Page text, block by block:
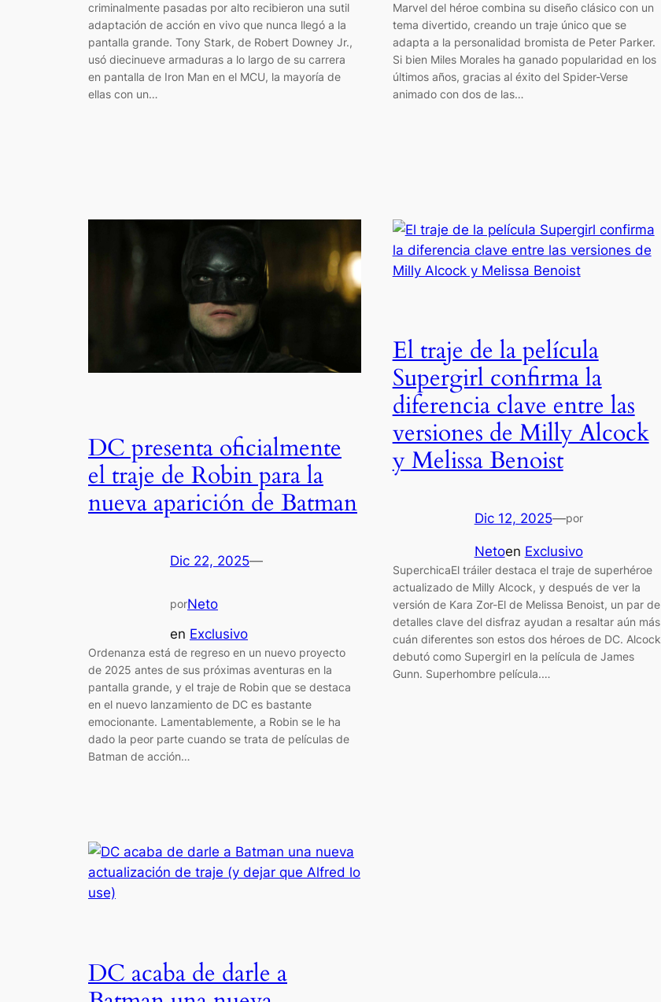
criminalmente pasadas por alto recibieron una sutil
adaptación de acción en vivo que nunca llegó a la
pantalla grande. Tony Stark, de Robert Downey Jr.,
usó diecinueve armaduras a lo largo de su carrera
en pantalla de Iron Man en el MCU, la mayoría de
ellas con un…
Marvel del héroe combina su diseño clásico con un
tema divertido, creando un traje único que se
adapta a la personalidad bromista de Peter Parker.
Si bien Miles Morales ha ganado popularidad en los
últimos años, gracias al éxito del Spider-Verse
animado con dos de las…
DC presenta oficialmente
el traje de Robin para la
nueva aparición de Batman
Dic 22, 2025—
porNeto
en Exclusivo
Ordenanza está de regreso en un nuevo proyecto
de 2025 antes de sus próximas aventuras en la
pantalla grande, y el traje de Robin que se destaca
en el nuevo lanzamiento de DC es bastante
emocionante. Lamentablemente, a Robin se le ha
dado la peor parte cuando se trata de películas de
Batman de acción…
El traje de la película
Supergirl confirma la
diferencia clave entre las
versiones de Milly Alcock
y Melissa Benoist
Dic 12, 2025—por
Netoen Exclusivo
SuperchicaEl tráiler destaca el traje de superhéroe
actualizado de Milly Alcock, y después de ver la
versión de Kara Zor-El de Melissa Benoist, un par de
detalles clave del disfraz ayudan a resaltar aún más
cuán diferentes son estos dos héroes de DC. Alcock
debutó como Supergirl en la película de James
Gunn. Superhombre película.…
DC acaba de darle a